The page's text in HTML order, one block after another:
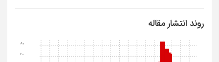
روند انتشار مقاله
60
80